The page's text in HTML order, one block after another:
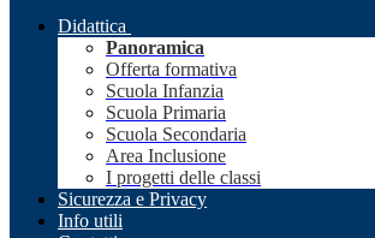
Didattica
Panoramica
Offerta formativa
Scuola Infanzia
Scuola Primaria
Scuola Secondaria
Area Inclusione
I progetti delle classi
Sicurezza e Privacy
Info utili